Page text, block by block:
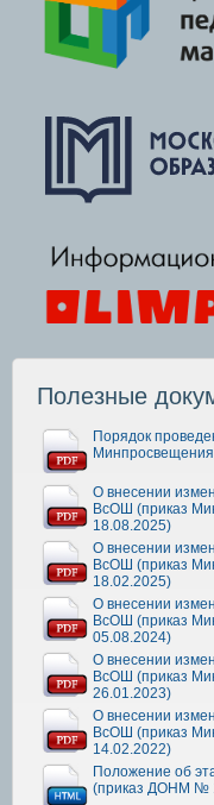
Полезные
Порядок
О внесении
ВсОШ (приказ
18.08.2025)
О внесении
ВсОШ (приказ
18.02.2025)
О внесении
ВсОШ (приказ
05.08.2024)
О внесении
ВсОШ (приказ
26.01.2023)
О внесении
ВсОШ (приказ
14.02.2022)
Положение об
(приказ ДОНМ №